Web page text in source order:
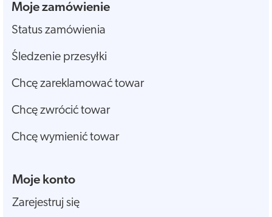
Moje zamówienie
Status zamówienia
Śledzenie przesyłki
Chcę zareklamować towar
Chcę zwrócić towar
Chcę wymienić towar
Moje konto
Zarejestruj się